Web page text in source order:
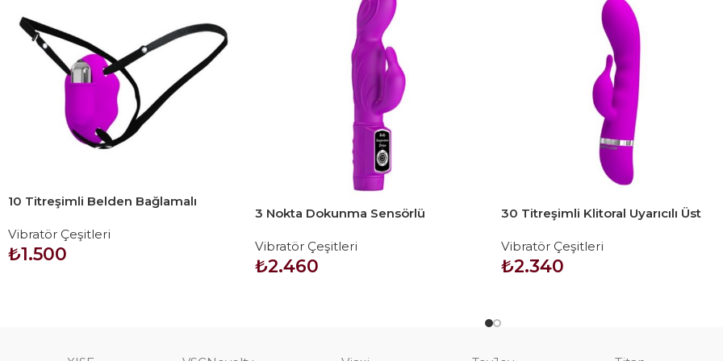
10 Titreşimli Belden Bağlamalı
Vibratör Çeşitleri
₺1.500
3 Nokta Dokunma Sensörlü
Vibratör Çeşitleri
₺2.460
30 Titreşimli Klitoral Uyarıcılı Üst
Vibratör Çeşitleri
₺2.340